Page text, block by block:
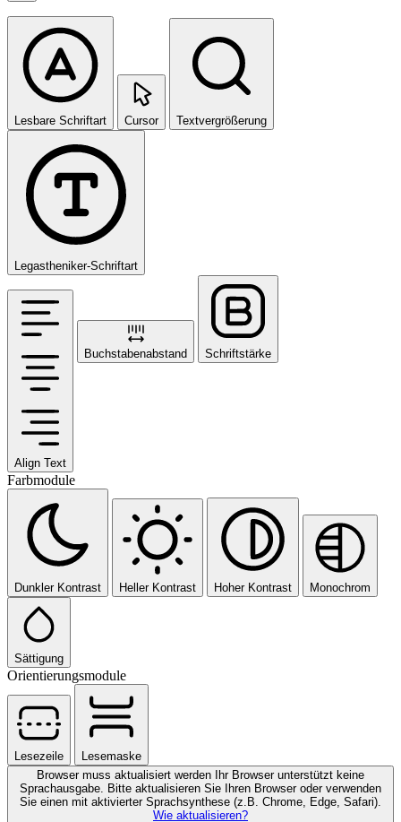
Lesbare Schriftart Cursor Textvergrößerung
Legastheniker-Schriftart
Align Text
Buchstabenabstand Schriftstärke
Farbmodule
Dunkler Kontrast Heller Kontrast Hoher Kontrast Monochrom
Sättigung
Orientierungsmodule
Lesezeile
Lesemaske
Browser muss aktualisiert werden
Ihr Browser unterstützt keine
Sprachausgabe. Bitte aktualisieren Sie Ihren Browser oder verwenden
Sie einen mit aktivierter Sprachsynthese (z.B. Chrome, Edge, Safari).
Wie aktualisieren?